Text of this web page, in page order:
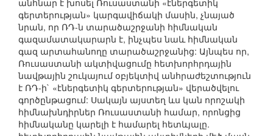
անհնար է խոսել Ռուսաստանի «էներգետիկ
գերտերության» կարգավիճակի մասին, չնայած
նրան, որ ՌԴ-ն տարածաշրջանի հիմնական
գազամատակարարն է, ինչպես նաև հիմնական
գազ արտահանողը տարածաշրջանից: Այնպես որ,
Ռուսաստանի ակտիվացումը հետխորհրդային
նավթային շուկայում օբյեկտիվ անհրաժեշտություն
է ՌԴ-ի` «էներգետիկ գերտերության» վերածվելու
գործընթացում: Սակայն այստեղ ևս կան որոշակի
հիմնախնդիրներ Ռուսաստանի համար, որոնցից
հիմնականը կարելի է համարել հետևյալը.